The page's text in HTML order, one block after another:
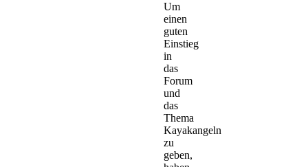
Um
einen
guten
Einstieg
in
das
Forum
und
das
Thema
Kayakangeln
zu
geben,